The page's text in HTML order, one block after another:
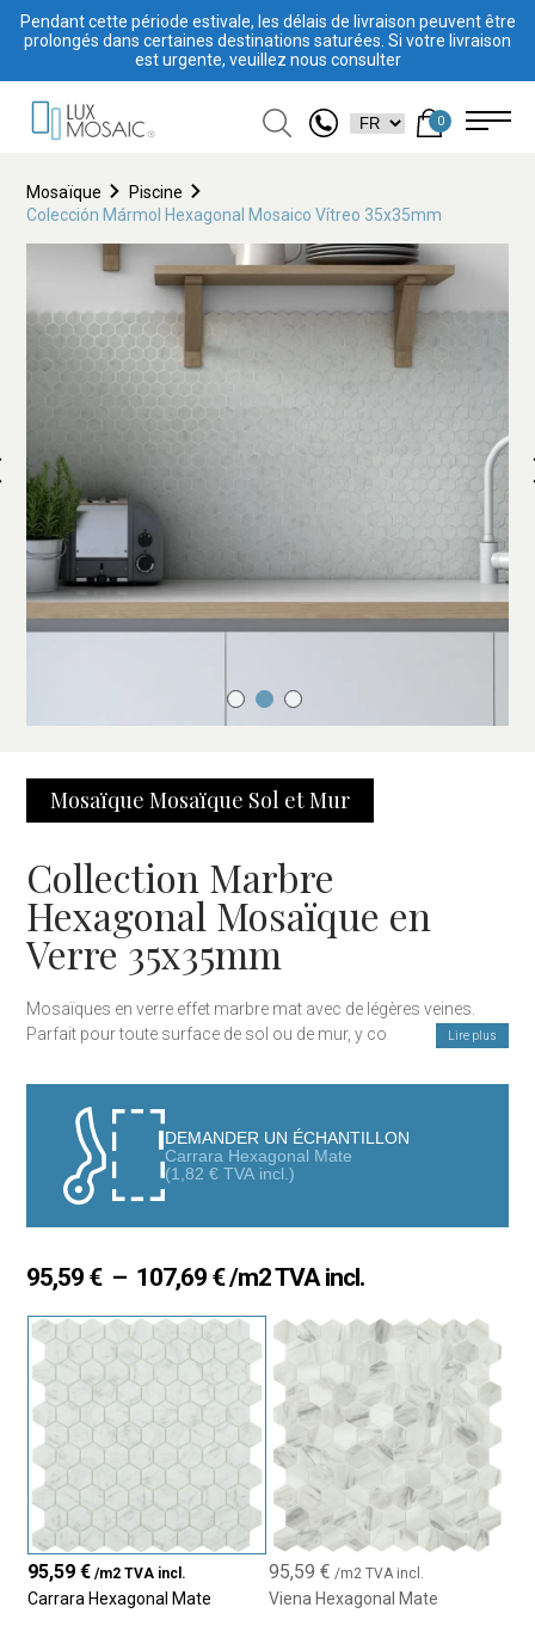
Pendant cette période estivale, les délais de livraison peuvent être
prolongés dans certaines destinations saturées. Si votre livraison
est urgente, veuillez nous consulter
0
Mosaïque
Piscine
Colección Mármol Hexagonal Mosaico Vítreo 35x35mm
Mosaïque Mosaïque Sol et Mur
Collection Marbre
Hexagonal Mosaïque en
Verre 35x35mm
Mosaïques en verre effet marbre mat avec de légères veines.
Parfait pour toute surface de sol ou de mur, y compris bien sûr
finitions antidérapantes.
Idéal pour être combiné avec les collections de mosaïques
Supreme et Antártica.
Le marbre n’est pas seulement à la mode, il apporte également
une touche d’intemporalité aux espaces.
Lire plus
DEMANDER UN ÉCHANTILLON
Carrara Hexagonal Mate
(1,82 € TVA incl.)
95,59 € – 107,69 €Plage
prix :
95,59 €
à
107,69 €
/m2 TVA incl.
95,59€ /m2 TVA incl.
Carrara Hexagonal Mate
95,59 € /m2 TVA incl.
Viena Hexagonal Mate